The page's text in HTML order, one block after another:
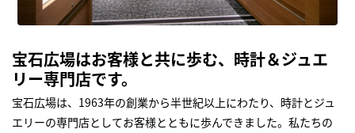
宝石広場はお客様と共に歩む、時計＆ジュエ
リー専門店です。
宝石広場は、1963年の創業から半世紀以上にわたり、時計とジュ
エリーの専門店としてお客様とともに歩んできました。私たちの